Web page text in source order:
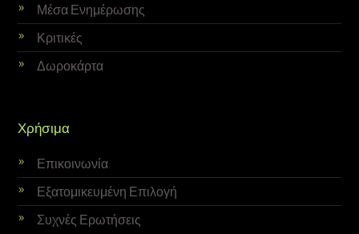
Μέσα Ενημέρωσης
Κριτικές
Δωροκάρτα
Χρήσιμα
Επικοινωνία
Εξατομικευμένη Επιλογή
Συχνές Ερωτήσεις